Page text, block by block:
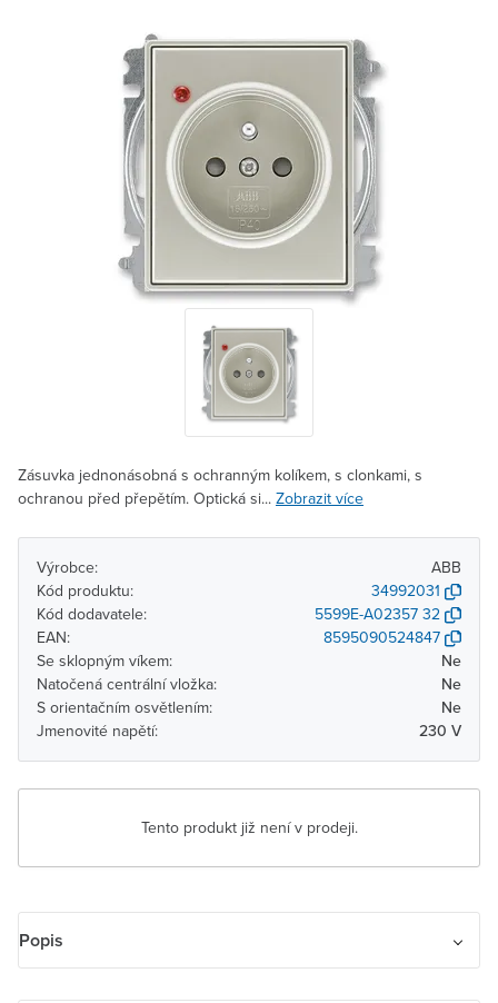
Zásuvka jednonásobná s ochranným kolíkem, s clonkami, s
ochranou před přepětím. Optická si... Zobrazit více
Výrobce:
ABB
Kód produktu:
34992031
Kód dodavatele:
5599E-A02357 32
EAN:
8595090524847
Se sklopným víkem:
Ne
Natočená centrální vložka:
Ne
S orientačním osvětlením:
Ne
Jmenovité napětí:
230 V
Tento produkt již není v prodeji.
Popis